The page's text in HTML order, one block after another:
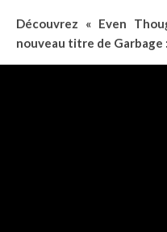
Découvrez « Even
nouveau titre de Garbage :